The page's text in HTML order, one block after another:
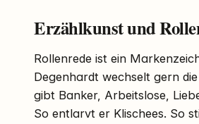
Erzählkunst und
Rollenrede ist ein
Degenhardt wechselt gern
gibt Banker, Arbeitslose,
So entlarvt er Klischees. So